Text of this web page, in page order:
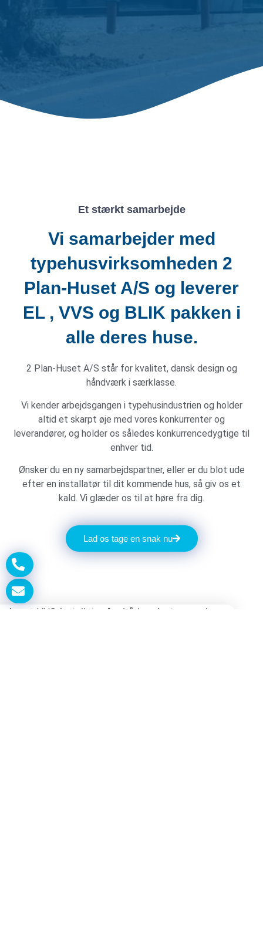
Et stærkt samarbejde
Vi samarbejder med
typehusvirksomheden 2
Plan-Huset A/S og leverer
EL , VVS og BLIK pakken i
alle deres huse.
2 Plan-Huset A/S står for kvalitet, dansk design og
håndværk i særklasse.
Vi kender arbejdsgangen i typehusindustrien og holder
altid et skarpt øje med vores konkurrenter og
leverandører, og holder os således konkurrencedygtige til
enhver tid.
Ønsker du en ny samarbejdspartner, eller er du blot ude
efter en installatør til dit kommende hus, så giv os et
kald. Vi glæder os til at høre fra dig.
Lad os tage en snak nu